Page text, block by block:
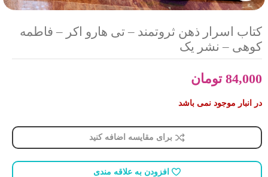
کتاب اسرار ذهن ثروتمند – تی هارو اکر – فاطمه
کوهی – نشر یک
84,000 تومان
در انبار موجود نمی باشد
برای مقایسه اضافه کنید
افزودن به علاقه مندی